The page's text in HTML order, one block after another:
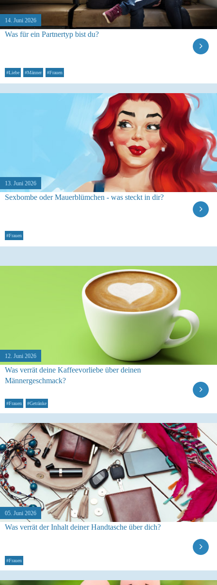
14. Juni 2026
Was für ein Partnertyp bist du?
#Liebe #Männer #Frauen
13. Juni 2026
Sexbombe oder Mauerblümchen - was steckt in dir?
#Frauen
12. Juni 2026
Was verrät deine Kaffeevorliebe über deinen
Männergeschmack?
#Frauen #Getränke
05. Juni 2026
Was verrät der Inhalt deiner Handtasche über dich?
#Frauen